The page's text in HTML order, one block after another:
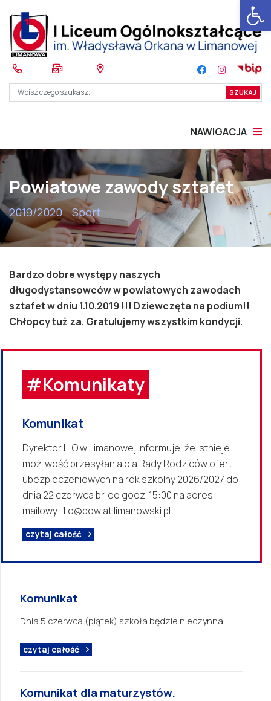
NAWIGACJA
Powiatowe zawody sztafet
2019/2020 Sport
Bardzo dobre występy naszych
długodystansowców w powiatowych zawodach
sztafet w dniu 1.10.2019 !!! Dziewczęta na podium!!
Chłopcy tuż za. Gratulujemy wszystkim kondycji.
#Komunikaty
Komunikat
Dyrektor I LO w Limanowej informuje, że istnieje
możliwość przesyłania dla Rady Rodziców ofert
ubezpieczeniowych na rok szkolny 2026/2027 do
dnia 22 czerwca br. do godz. 15:00 na adres
mailowy: 1lo@powiat.limanowski.pl
czytaj całość
Komunikat
Dnia 5 czerwca (piątek) szkoła będzie nieczynna.
czytaj całość
Komunikat dla maturzystów.